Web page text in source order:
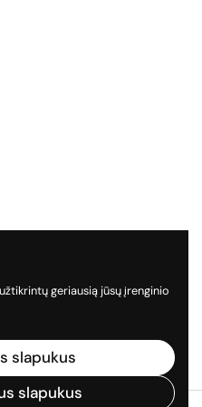
geriausią jūsų įrenginio
slapukus
slapukus